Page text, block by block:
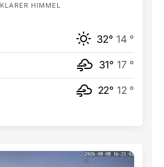
KLARER HIMMEL
32° 14 °
31° 17 °
22° 12 °